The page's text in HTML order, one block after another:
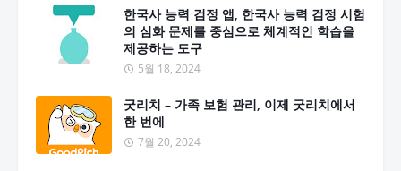
한국사 능력 검정 앱, 한국사 능력 검정 시험
의 심화 문제를 중심으로 체계적인 학습을
제공하는 도구
5월 18, 2024
굿리치 – 가족 보험 관리, 이제 굿리치에서
한 번에
7월 20, 2024